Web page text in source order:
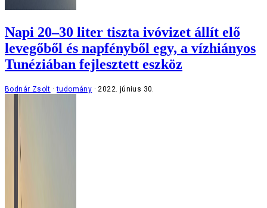
Napi 20–30 liter tiszta ivóvizet állít elő
levegőből és napfényből egy, a vízhiányos
Tunéziában fejlesztett eszköz
Bodnár Zsolt tudomány 2022. június 30.